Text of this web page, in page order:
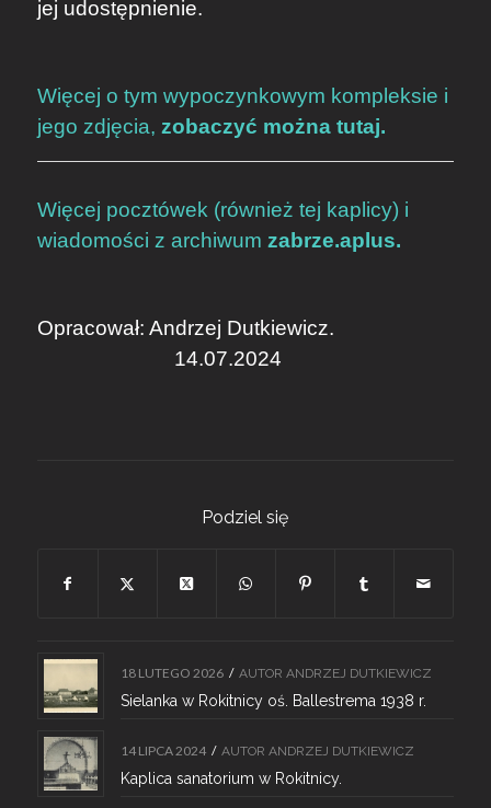
jej udostępnienie.
Więcej o tym wypoczynkowym kompleksie i
jego zdjęcia, zobaczyć można tutaj.
Więcej pocztówek (również tej kaplicy) i
wiadomości z archiwum zabrze.aplus.
Opracował: Andrzej Dutkiewicz.
14.07.2024
Podziel się
18 LUTEGO 2026 / AUTOR ANDRZEJ DUTKIEWICZ
Sielanka w Rokitnicy oś. Ballestrema 1938 r.
14 LIPCA 2024 / AUTOR ANDRZEJ DUTKIEWICZ
Kaplica sanatorium w Rokitnicy.